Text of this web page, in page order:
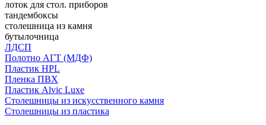
лоток для стол. приборов
тандембоксы
столешница из камня
бутылочница
ЛДСП
Полотно АГТ (МДФ)
Пластик HPL
Пленка ПВХ
Пластик Alvic Luxe
Столешницы из искусственного камня
Столешницы из пластика